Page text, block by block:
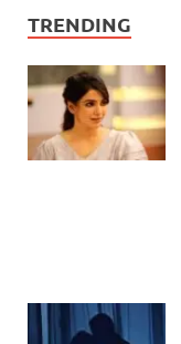
TRENDING